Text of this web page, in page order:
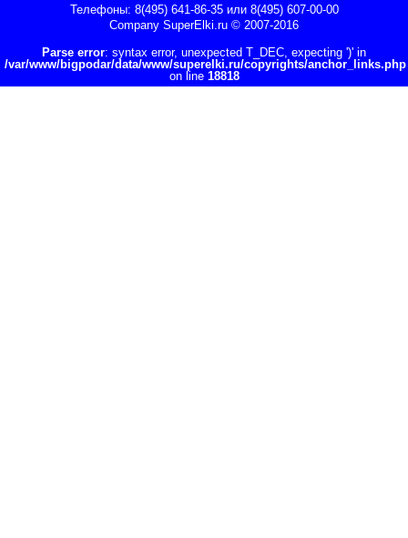
Телефоны: 8(495) 641-86-35 или 8(495) 607-00-00
Company SuperElki.ru © 2007-2016
Parse error: syntax error, unexpected T_DEC, expecting ')' in
/var/www/bigpodar/data/www/superelki.ru/copyrights/anchor_links.php
on line 18818